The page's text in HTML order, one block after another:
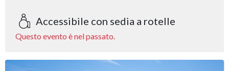
Accessibile con sedia a rotelle
Questo evento è nel passato.